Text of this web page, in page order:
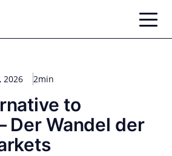
2026 2min
to
Der Wandel der